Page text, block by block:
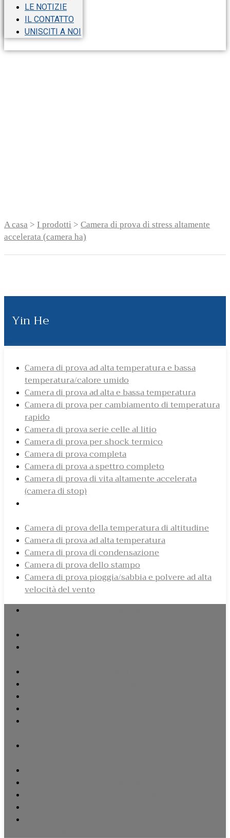
LE NOTIZIE
IL CONTATTO
UNISCITI A NOI
A casa > I prodotti > Camera di prova di stress altamente
accelerata (camera ha)
Yin He
Camera di prova ad alta temperatura e bassa
temperatura/calore umido
Camera di prova ad alta e bassa temperatura
Camera di prova per cambiamento di temperatura
rapido
Camera di prova serie celle al litio
Camera di prova per shock termico
Camera di prova completa
Camera di prova a spettro completo
Camera di prova di vita altamente accelerata
(camera di stop)
Camera di prova della temperatura di altitudine
Camera di prova ad alta temperatura
Camera di prova di condensazione
Camera di prova dello stampo
Camera di prova pioggia/sabbia e polvere ad alta
velocità del vento